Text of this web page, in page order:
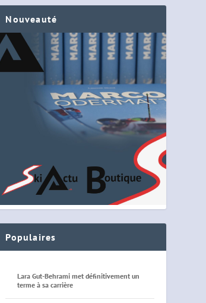
Nouveauté
Populaires
Lara Gut-Behrami met définitivement un
terme à sa carrière